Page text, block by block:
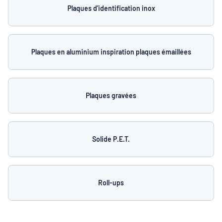
Plaques d'identification inox
Plaques en aluminium inspiration plaques émaillées
Plaques gravées
Solide P.E.T.
Roll-ups